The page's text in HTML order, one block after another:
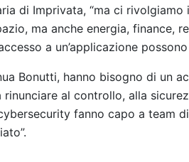
di Imprivata, “ma ci
ma anche energia, finance,
a un’applicazione
Bonutti, hanno bisogno di un
rinunciare al controllo, alla
fanno capo a team